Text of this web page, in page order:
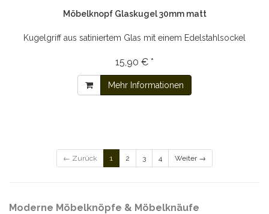
Möbelknopf Glaskugel 30mm matt
Kugelgriff aus satiniertem Glas mit einem Edelstahlsockel
15,90 € *
Mehr Informationen
← Zurück 1 2 3 4 Weiter →
Moderne Möbelknöpfe & Möbelknäufe